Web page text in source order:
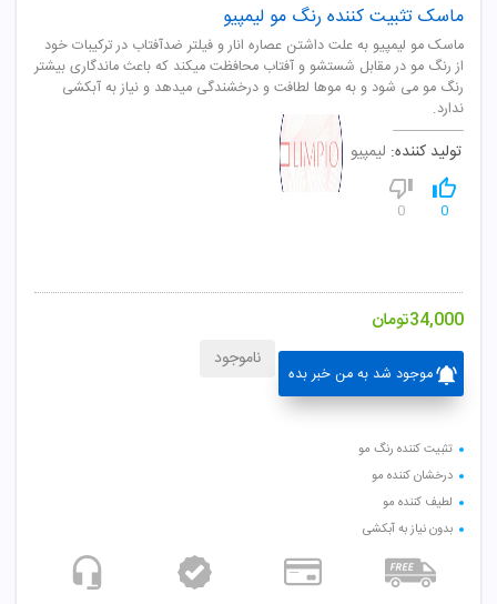
ماسک تثبیت کننده رنگ مو لیمپیو
ماسک مو لیمپیو به علت داشتن عصاره انار و فیلتر ضدآفتاب در ترکیبات خود
از رنگ مو در مقابل شستشو و آفتاب محافظت میکند که باعث ماندگاری بیشتر
رنگ مو می شود و به موها لطافت و درخشندگی میدهد و نیاز به آبکشی
ندارد.
تولید کننده: لیمپیو
0
0
34,000تومان
موجود شد به من خبر بده
ناموجود
تثبیت کننده رنگ مو
درخشان کننده مو
لطیف کننده مو
بدون نیاز به آبکشی